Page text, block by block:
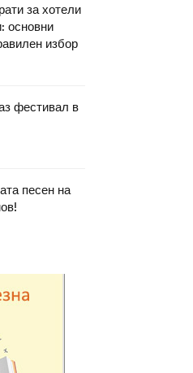
за хотели
основни
избор
фестивал в
песен на